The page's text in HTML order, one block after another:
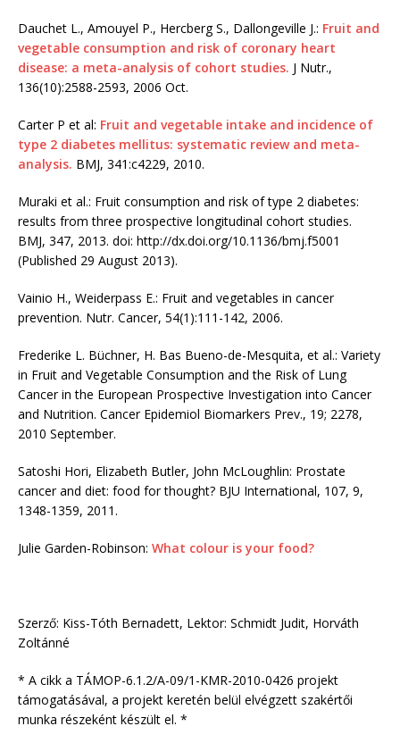
Dauchet L., Amouyel P., Hercberg S., Dallongeville J.: Fruit and
vegetable consumption and risk of coronary heart
disease: a meta-analysis of cohort studies. J Nutr.,
136(10):2588-2593, 2006 Oct.
Carter P et al: Fruit and vegetable intake and incidence of
type 2 diabetes mellitus: systematic review and meta-
analysis. BMJ, 341:c4229, 2010.
Muraki et al.: Fruit consumption and risk of type 2 diabetes:
results from three prospective longitudinal cohort studies.
BMJ, 347, 2013. doi: http://dx.doi.org/10.1136/bmj.f5001
(Published 29 August 2013).
Vainio H., Weiderpass E.: Fruit and vegetables in cancer
prevention. Nutr. Cancer, 54(1):111-142, 2006.
Frederike L. Büchner, H. Bas Bueno-de-Mesquita, et al.: Variety
in Fruit and Vegetable Consumption and the Risk of Lung
Cancer in the European Prospective Investigation into Cancer
and Nutrition. Cancer Epidemiol Biomarkers Prev., 19; 2278,
2010 September.
Satoshi Hori, Elizabeth Butler, John McLoughlin: Prostate
cancer and diet: food for thought? BJU International, 107, 9,
1348-1359, 2011.
Julie Garden-Robinson: What colour is your food?
Szerző: Kiss-Tóth Bernadett, Lektor: Schmidt Judit, Horváth
Zoltánné
* A cikk a TÁMOP-6.1.2/A-09/1-KMR-2010-0426 projekt
támogatásával, a projekt keretén belül elvégzett szakértői
munka részeként készült el. *